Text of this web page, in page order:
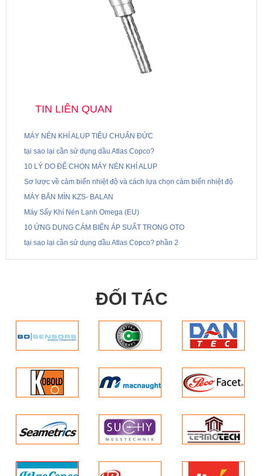
TIN LIÊN QUAN
MÁY NÉN KHÍ ALUP TIÊU CHUẨN ĐỨC
tại sao lại cần sử dụng dầu Atlas Copco?
10 LÝ DO ĐỂ CHỌN MÁY NÉN KHÍ ALUP
Sơ lược về cảm biến nhiệt độ và cách lựa chọn cảm biến nhiệt độ
MÁY BẮN MÌN KZS- BALAN
Máy Sấy Khí Nén Lạnh Omega (EU)
10 ỨNG DỤNG CẢM BIẾN ÁP SUẤT TRONG OTO
tại sao lại cần sử dụng dầu Atlas Copco? phần 2
ĐỐI TÁC